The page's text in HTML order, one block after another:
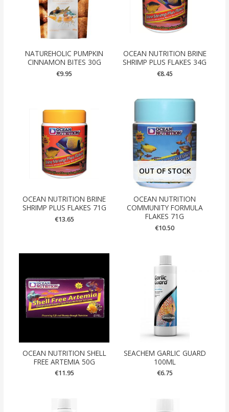
NATUREHOLIC PUMPKIN
CINNAMON BITES 30G
€9.95
OCEAN NUTRITION BRINE
SHRIMP PLUS FLAKES 34G
€8.45
OCEAN NUTRITION BRINE
SHRIMP PLUS FLAKES 71G
€13.65
OUT OF STOCK
OCEAN NUTRITION
COMMUNITY FORMULA
FLAKES 71G
€10.50
OCEAN NUTRITION SHELL
FREE ARTEMIA 50G
€11.95
SEACHEM GARLIC GUARD
100ML
€6.75